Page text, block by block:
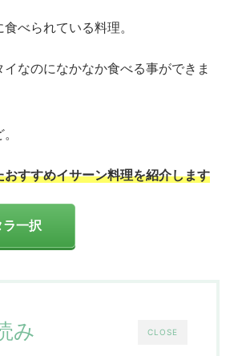
べられている料理。
なのになかなか食べる事ができま
すすめイサーン料理を紹介します
一択
CLOSE
み